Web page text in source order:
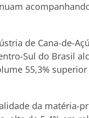
de Cana-de-
Sul do Brasil
55,3%
da matéria-